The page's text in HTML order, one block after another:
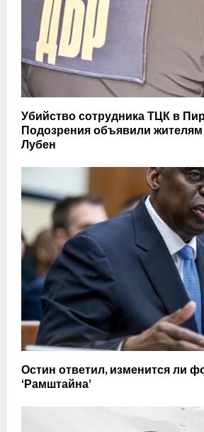
Убийство сотрудника ТЦК в
Подозрения объявили
Лубен
Остин ответил, изменится ли
‘Рамштайна’